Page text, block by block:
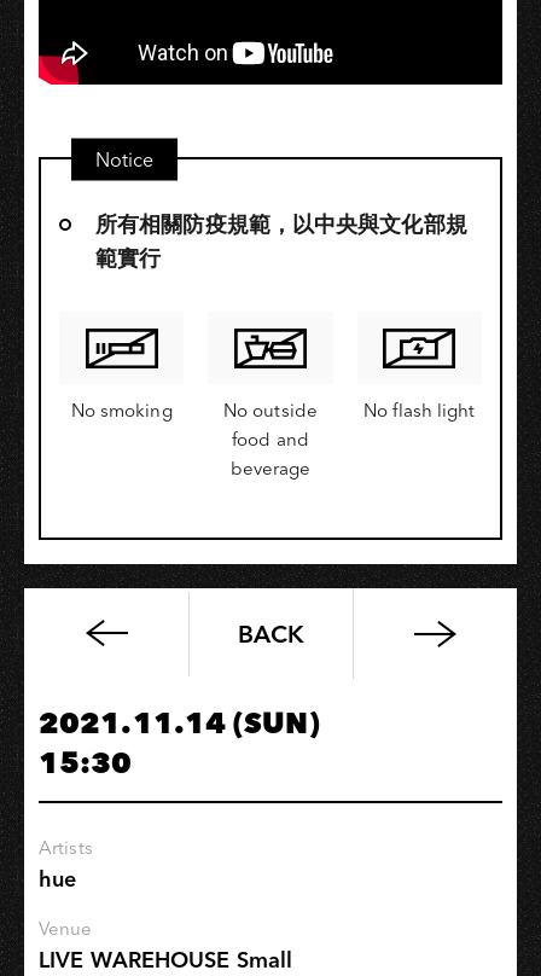
Notice
所有相關防疫規範，以中央與文化部規
範實行
No smoking
No outside
food and
beverage
No flash light
高
系：
超
營
養
用
BACK
2021.11.14 (SUN)
15:30
Artists
hue
Venue
LIVE WAREHOUSE Small